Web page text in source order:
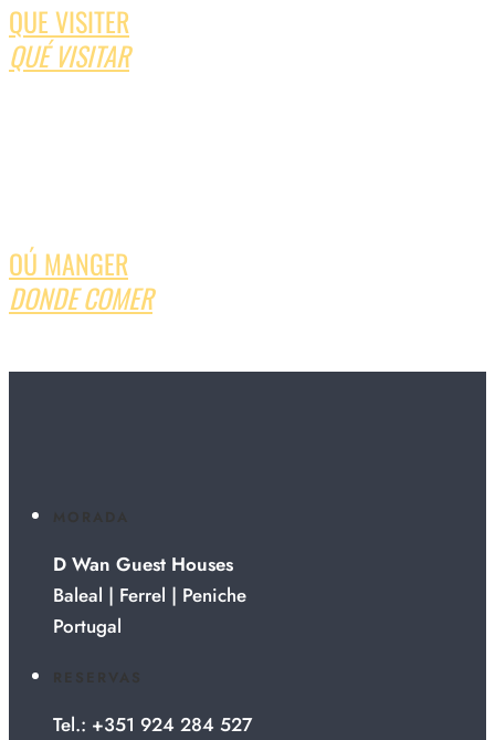
QUE VISITER
QUÉ VISITAR
OÚ MANGER
DONDE COMER
D Wan Guest Houses
Baleal | Ferrel | Peniche
Portugal
Tel.: +351 924 284 527